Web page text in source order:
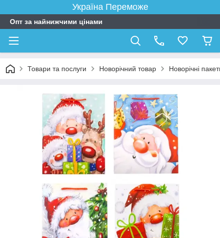
Україна Переможе
Опт за найнижчими цінами
Товари та послуги Новорічний товар Новорічні